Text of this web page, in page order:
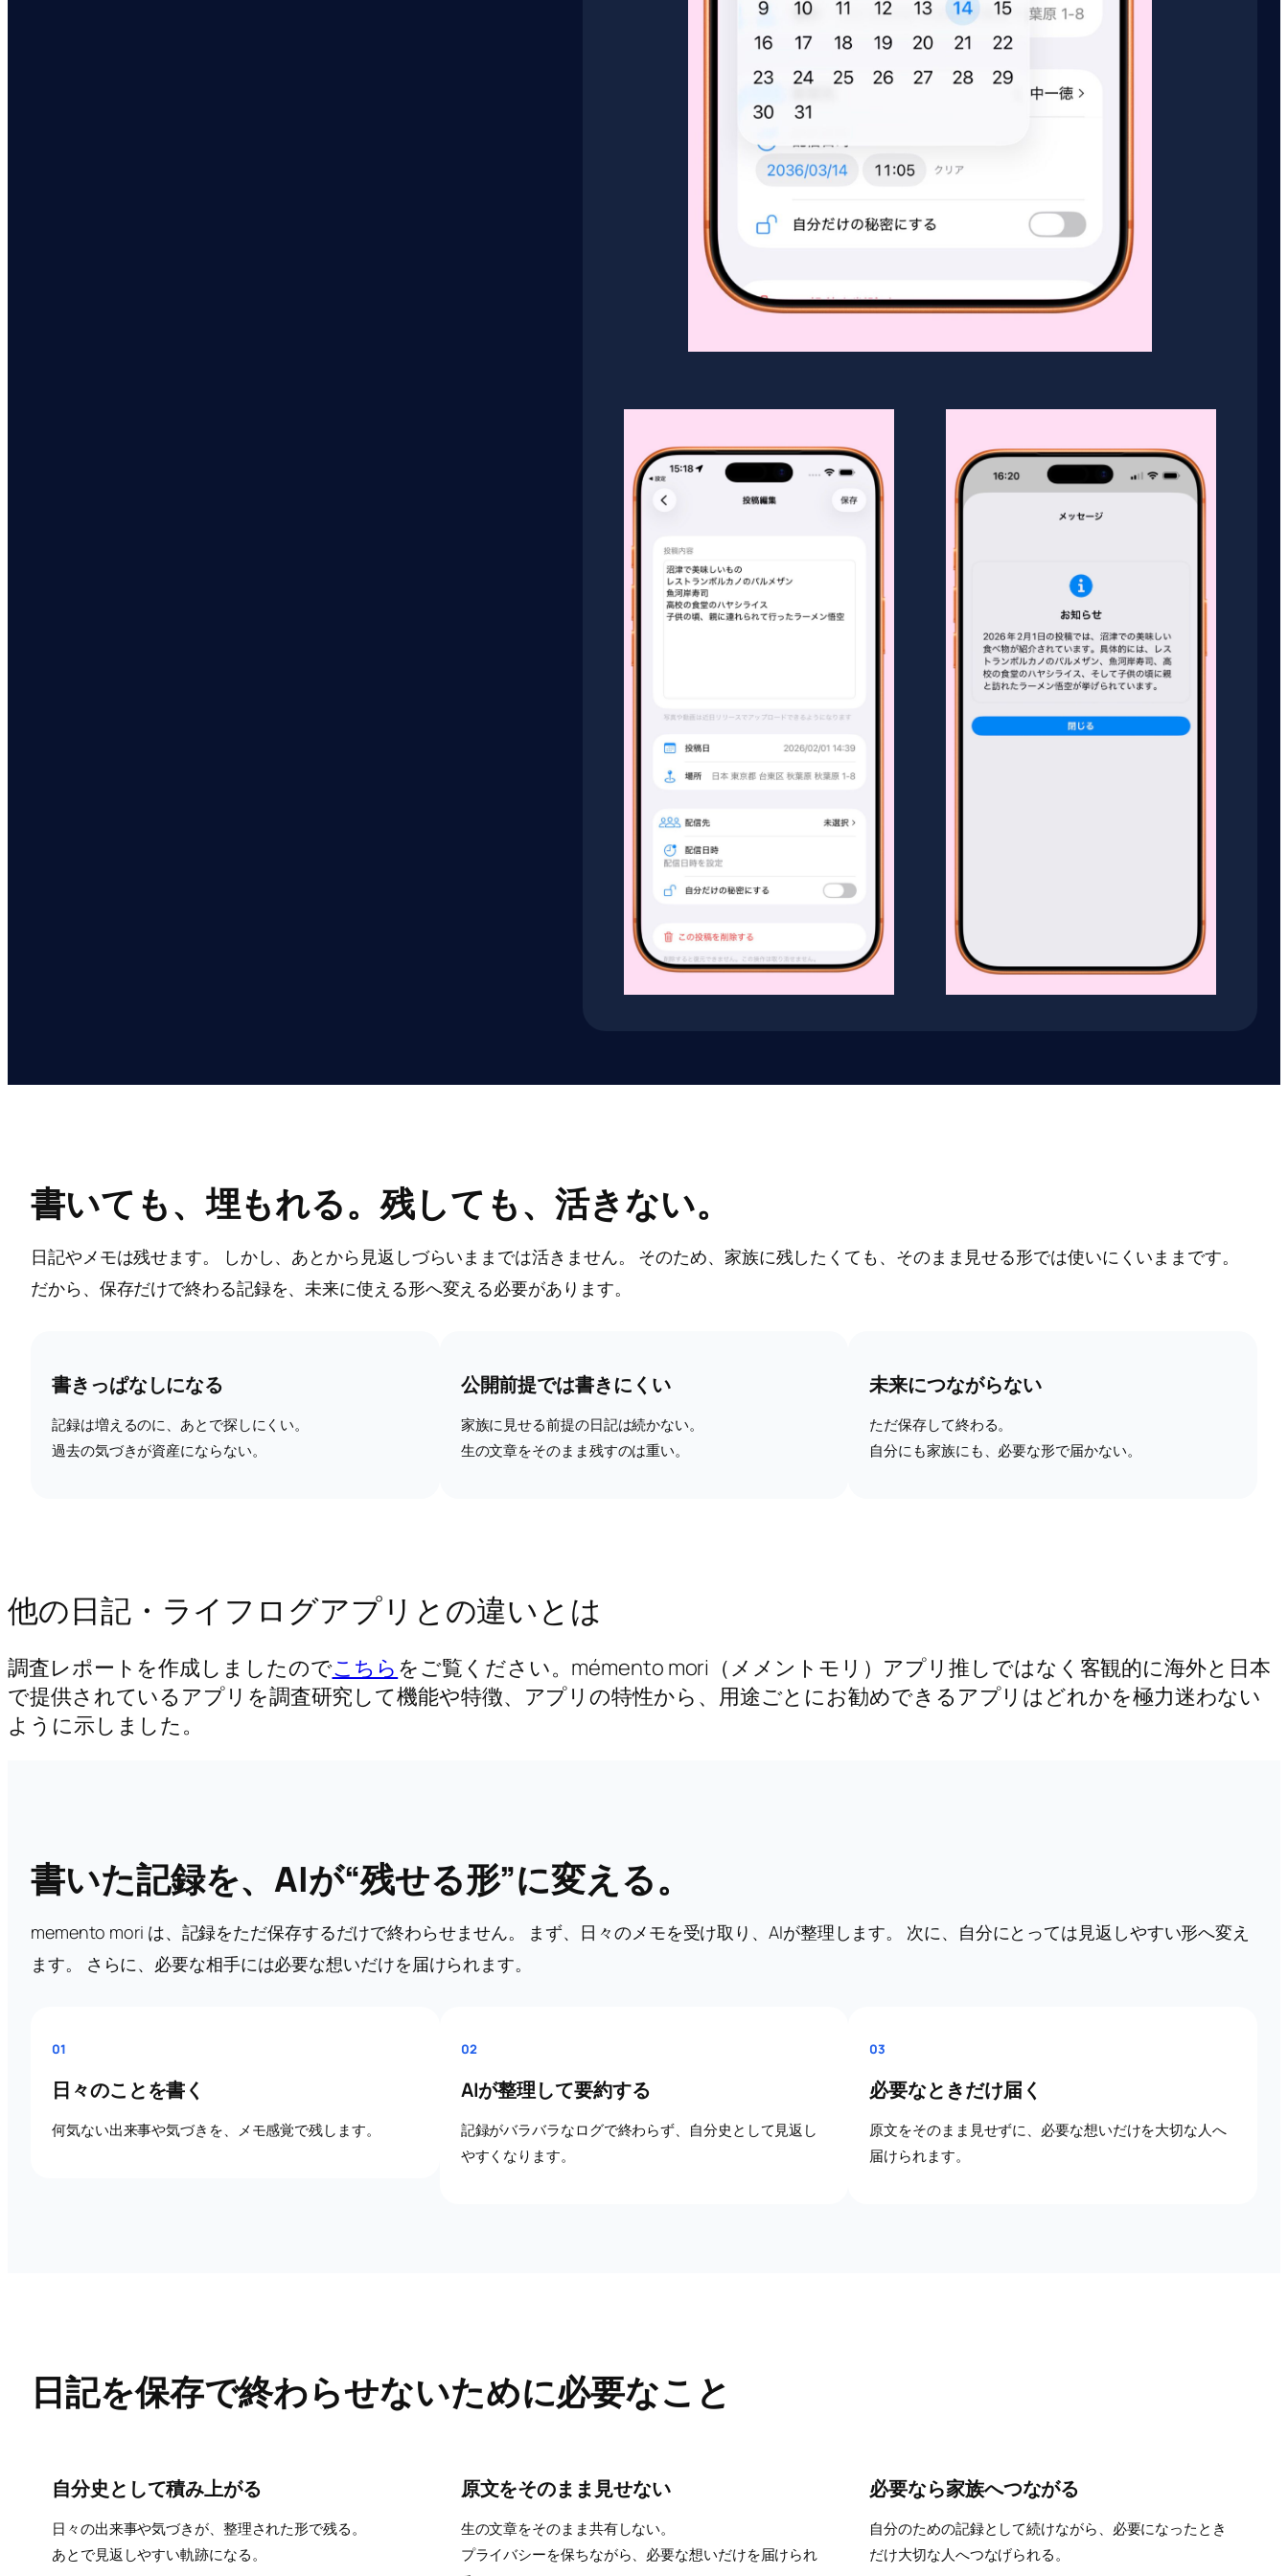
書いても、埋もれる。残しても、活きない。
日記やメモは残せます。 しかし、あとから見返しづらいままでは活きません。 そのため、家族に残したくても、そのまま見せる形では使いにくいままです。
だから、保存だけで終わる記録を、未来に使える形へ変える必要があります。
書きっぱなしになる
記録は増えるのに、あとで探しにくい。
過去の気づきが資産にならない。
公開前提では書きにくい
家族に見せる前提の日記は続かない。
生の文章をそのまま残すのは重い。
未来につながらない
ただ保存して終わる。
自分にも家族にも、必要な形で届かない。
他の日記・ライフログアプリとの違いとは
調査レポートを作成しましたのでこちら をご覧ください。mémento mori（メメントモリ）アプリ推しではなく客観的に海外と日本
で提供されているアプリを調査研究して機能や特徴、アプリの特性から、用途ごとにお勧めできるアプリはどれかを極力迷わない
ように示しました。
書いた記録を、AIが“残せる形”に変える。
memento mori は、記録をただ保存するだけで終わらせません。 まず、日々のメモを受け取り、AIが整理します。 次に、自分にとっては見返しやすい形へ変え
ます。 さらに、必要な相手には必要な想いだけを届けられます。
01
日々のことを書く
何気ない出来事や気づきを、メモ感覚で残します。
02
AIが整理して要約する
記録がバラバラなログで終わらず、自分史として見返し
やすくなります。
03
必要なときだけ届く
原文をそのまま見せずに、必要な想いだけを大切な人へ
届けられます。
日記を保存で終わらせないために必要なこと
自分史として積み上がる
日々の出来事や気づきが、整理された形で残る。
あとで見返しやすい軌跡になる。
原文をそのまま見せない
生の文章をそのまま共有しない。
プライバシーを保ちながら、必要な想いだけを届けられ
必要なら家族へつながる
自分のための記録として続けながら、必要になったとき
だけ大切な人へつなげられる。